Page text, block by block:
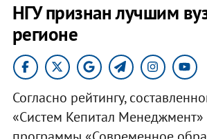
НГУ признан лучшим
регионе
Согласно рейтингу,
«Систем Кепитал Менеджмент»